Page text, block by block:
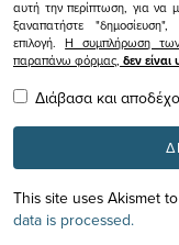
αυτή την περίπτωση, για να
ξαναπατήστε
επιλογή.Η συμπλήρωση των
παραπάνω φόρμας, δεν
Διάβασα και
This site uses Akismet
data is processed.